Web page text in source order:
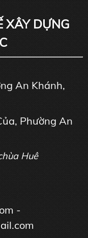
XÂY DỰNG
An Khánh,
Phường An
Huê
-